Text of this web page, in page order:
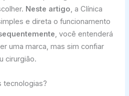
Neste artigo, a Clínica
e direta o funcionamento
, você entenderá
uma marca, mas sim confiar
cirurgião.
tecnologias?